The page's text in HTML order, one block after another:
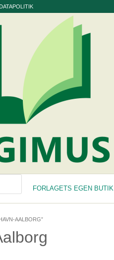
FORLAGETS EGEN BUTIK
AALBORG”